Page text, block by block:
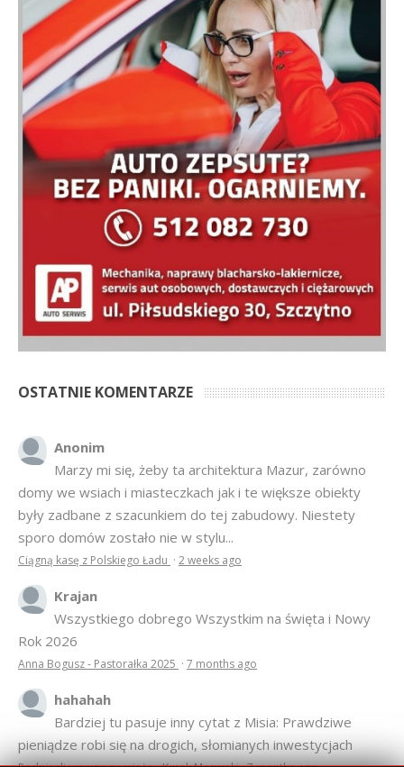
OSTATNIE KOMENTARZE
Anonim
Marzy mi się, żeby ta architektura Mazur, zarówno
domy we wsiach i miasteczkach jak i te większe obiekty
były zadbane z szacunkiem do tej zabudowy. Niestety
sporo domów zostało nie w stylu...
Ciągną kasę z Polskiego Ładu · 2 weeks ago
Krajan
Wszystkiego dobrego Wszystkim na święta i Nowy
Rok 2026
Anna Bogusz - Pastorałka 2025 · 7 months ago
hahahah
Bardziej tu pasuje inny cytat z Misia: Prawdziwe
pieniądze robi się na drogich, słomianych inwestycjach